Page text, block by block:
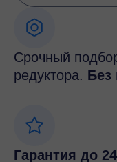
Срочный
редуктора. Без
Гарантия до